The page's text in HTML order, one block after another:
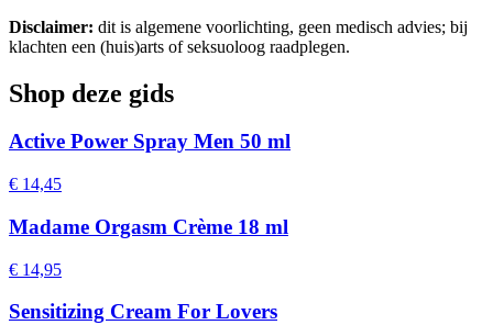
Disclaimer: dit is algemene voorlichting, geen medisch advies; bij
klachten een (huis)arts of seksuoloog raadplegen.
Shop deze gids
Active Power Spray Men 50 ml
€ 14,45
Madame Orgasm Crème 18 ml
€ 14,95
Sensitizing Cream For Lovers